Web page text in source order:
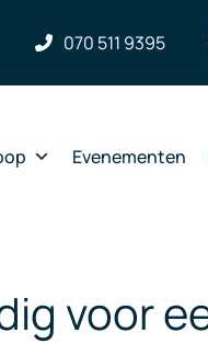
070 511 9395
Evenementen
voor